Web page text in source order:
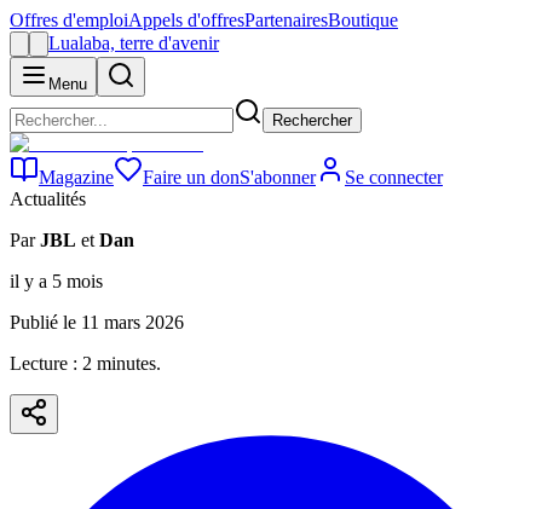
Offres d'emploiAppels d'offresPartenairesBoutique
Lualaba, terre d'avenir
Menu
Rechercher
Magazine Faire un donS'abonner
Se connecter
Actualités
Par JBL et Dan
il y a 5 mois
Publié le 11 mars 2026
Lecture : 2 minutes.